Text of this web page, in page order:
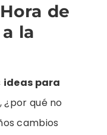
de
la
ideas para
, ¿por qué no
cambios